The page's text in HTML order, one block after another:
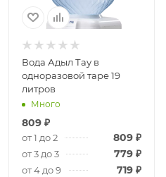
Вода Адыл Тау в
одноразовой таре 19
литров
Много
809₽
от 1 до 2 809 ₽
от 3 до 3 779 ₽
от 4 до 9 719 ₽